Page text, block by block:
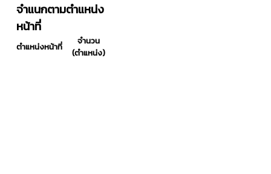
จำแนกตามตำแหน่ง
หน้าที่
ตำแหน่งหน้าที่
จำนวน
(ตำแหน่ง)